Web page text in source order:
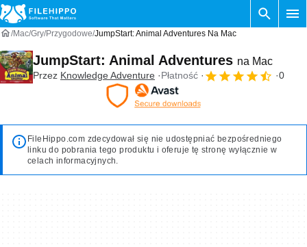
Mac Gry Przygodowe JumpStart: Animal Adventures Na Mac
JumpStart: Animal Adventures na Mac
Przez Knowledge Adventure Płatność 0
FileHippo.com zdecydował się nie udostępniać bezpośredniego
linku do pobrania tego produktu i oferuje tę stronę wyłącznie w
celach informacyjnych.